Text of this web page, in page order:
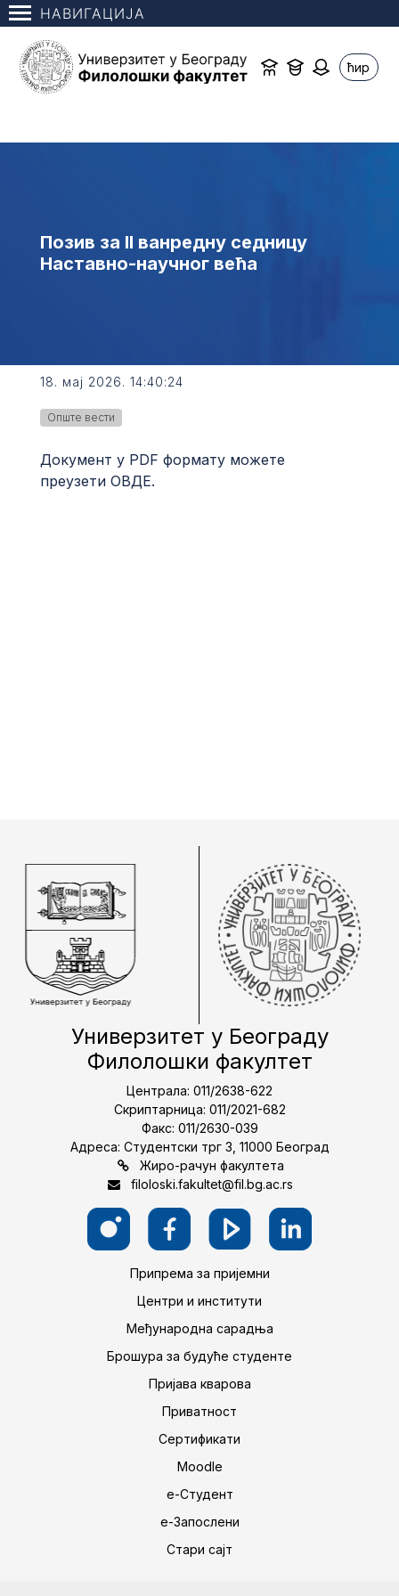
НАВИГАЦИЈА
ћир
Позив за II ванредну седницу
Наставно-научног већа
18. мај 2026. 14:40:24
Опште вести
Документ у PDF формату можете
преузети ОВДЕ.
Универзитет у Београду
Филолошки факултет
Централа: 011/2638-622
Скриптарница: 011/2021-682
Факс: 011/2630-039
Адреса: Студентски трг 3, 11000 Београд
Жиро-рачун факултета
filoloski.fakultet@fil.bg.ac.rs
Припрема за пријемни
Центри и институти
Међународна сарадња
Брошура за будуће студенте
Пријава кварова
Приватност
Сертификати
Moodle
е-Студент
е-Запослени
Стари сајт